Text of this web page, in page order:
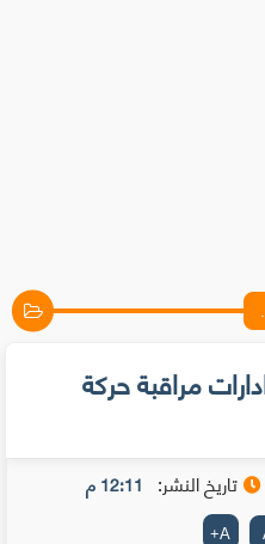
مراقبة حركة
تاريخ النشر: 12:11 م
A
+